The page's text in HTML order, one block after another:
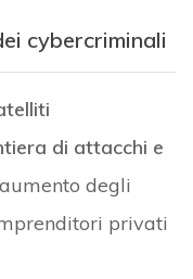
cybercriminali
di attacchi e
degli
privati